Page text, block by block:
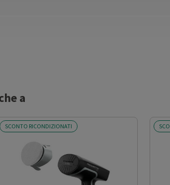
a
SCONTO RICONDIZIONATI